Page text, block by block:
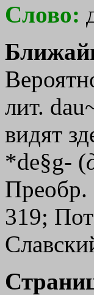
Слово:
лит.
видят
*de§g- (
319;